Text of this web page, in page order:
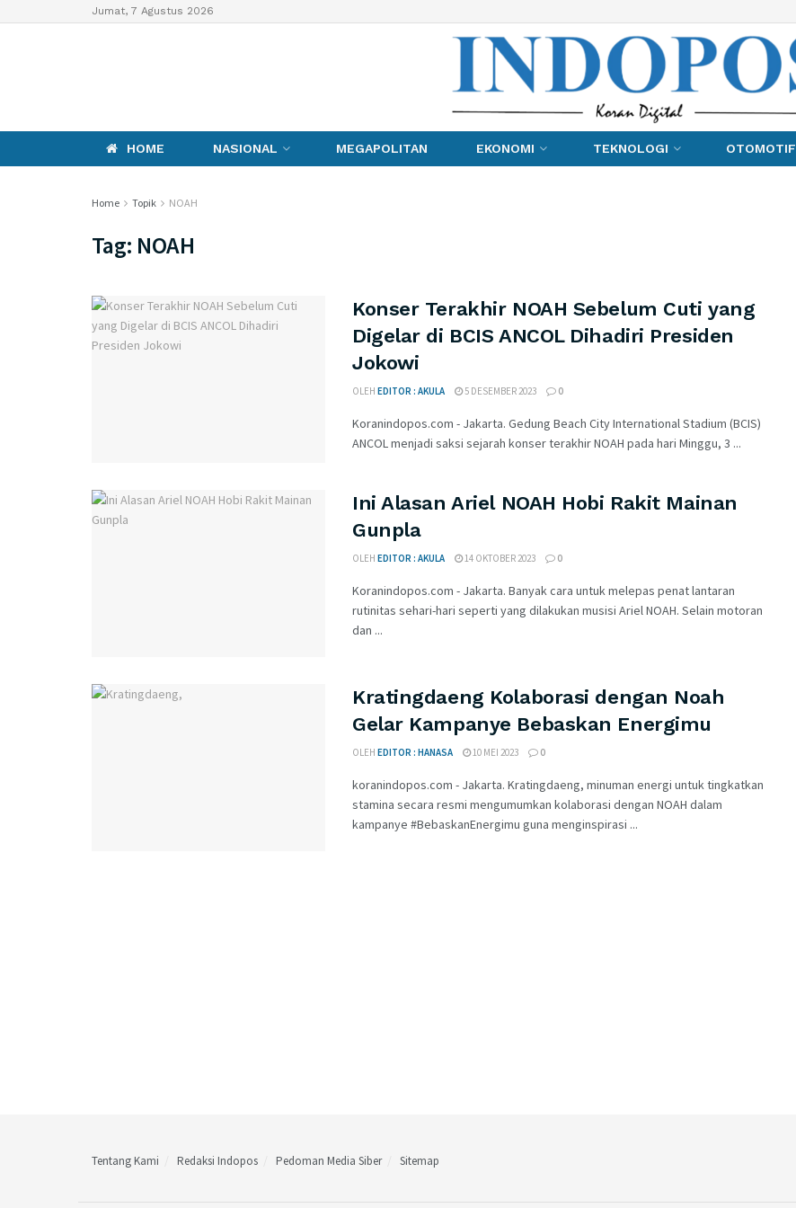
Jumat, 7 Agustus 2026
HOME NASIONAL MEGAPOLITAN EKONOMI TEKNOLOGI OTOMOTIF
Home Topik NOAH
Tag: NOAH
Konser Terakhir NOAH Sebelum Cuti yang
Digelar di BCIS ANCOL Dihadiri Presiden
Jokowi
OLEH EDITOR : AKULA 5 DESEMBER 2023 0
Koranindopos.com - Jakarta. Gedung Beach City International Stadium (BCIS)
ANCOL menjadi saksi sejarah konser terakhir NOAH pada hari Minggu, 3 ...
Ini Alasan Ariel NOAH Hobi Rakit Mainan
Gunpla
OLEH EDITOR : AKULA 14 OKTOBER 2023 0
Koranindopos.com - Jakarta. Banyak cara untuk melepas penat lantaran
rutinitas sehari-hari seperti yang dilakukan musisi Ariel NOAH. Selain motoran
dan ...
Kratingdaeng Kolaborasi dengan Noah
Gelar Kampanye Bebaskan Energimu
OLEH EDITOR : HANASA 10 MEI 2023 0
koranindopos.com - Jakarta. Kratingdaeng, minuman energi untuk tingkatkan
stamina secara resmi mengumumkan kolaborasi dengan NOAH dalam
kampanye #BebaskanEnergimu guna menginspirasi ...
Tentang Kami Redaksi Indopos Pedoman Media Siber Sitemap